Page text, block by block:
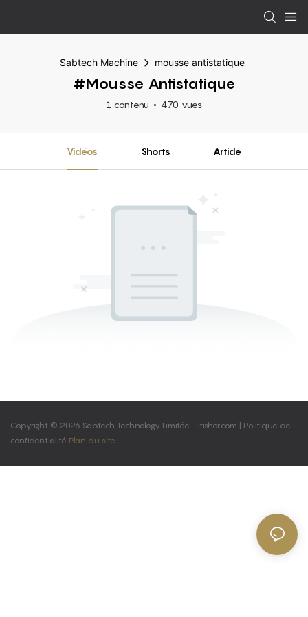
Sabtech Machine mousse antistatique
#mousse Antistatique
1 contenu 470 vues
Vidéos Shorts Article
Copyright © 2026 Sabtech Technology Limitée - lfisher.com | Politique de
confidentialité Plan du site